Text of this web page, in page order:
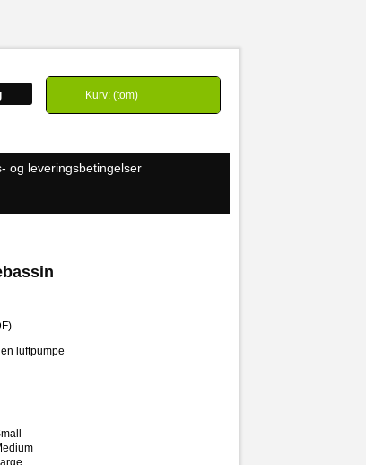
Kurv: (tom)
og leveringsbetingelser
luftpumpe